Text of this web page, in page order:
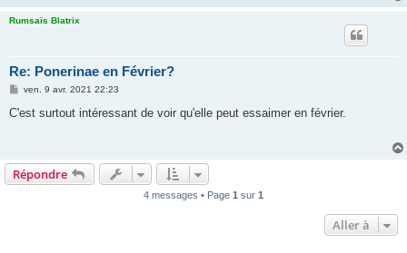
Rumsaïs Blatrix
Re: Ponerinae en Février?
M
s
ven. 9 avr. 2021 22:23
C'est surtout intéressant de voir qu'elle peut essaimer en février.
Répondre
4 messages • Page 1 sur 1
Aller à